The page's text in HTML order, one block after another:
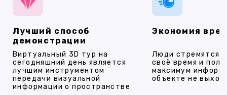
Лучший способ
демонстрации
Виртуальный 3D тур на
сегодняшний день является
лучшим инструментом
передачи визуальной
информации о пространстве
Экономия
Люди стремятся
своё время и
максимум
объекте не